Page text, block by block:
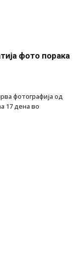
фото порака
фотографија од
17 дена во